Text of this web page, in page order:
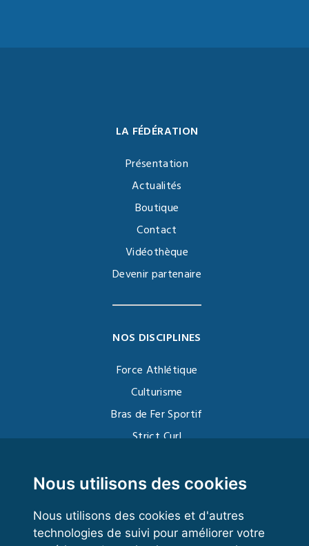
Nous utilisons des cookies
Nous utilisons des cookies et d'autres
technologies de suivi pour améliorer votre
LA FÉDÉRATION
Présentation
Actualités
Boutique
Contact
Vidéothèque
Devenir partenaire
NOS DISCIPLINES
Force Athlétique
Culturisme
Bras de Fer Sportif
Strict Curl
Kettlebell